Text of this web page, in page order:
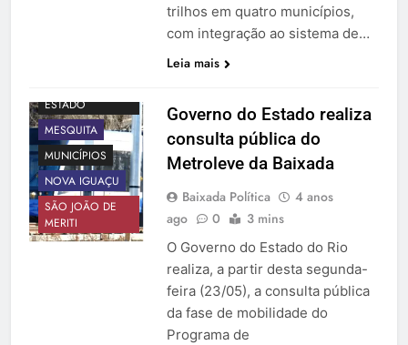
trilhos em quatro municípios,
com integração ao sistema de…
Leia mais
ESTADO
MESQUITA
MUNICÍPIOS
NOVA IGUAÇU
SÃO JOÃO DE
MERITI
Governo do Estado realiza
consulta pública do
Metroleve da Baixada
Baixada Política
4 anos
ago
0 3 mins
O Governo do Estado do Rio
realiza, a partir desta segunda-
feira (23/05), a consulta pública
da fase de mobilidade do
Programa de